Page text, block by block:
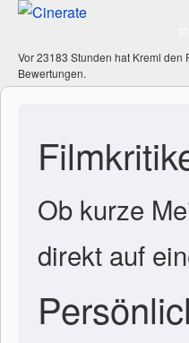
Vor 23183 Stunden hat Kreml den
Bewertungen.
Ob kurze
direkt auf